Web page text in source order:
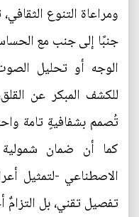
ومراعاة التنوع
جنبًا إلى جنب مع
الوجه أو تحليل
للكشف المبكر عن
تُصمم بشفافيةٍ تامة
كما أن ضمان شمولية
الاصطناعي -لتمثيل
تفصيل تقني، بل التزامٌ